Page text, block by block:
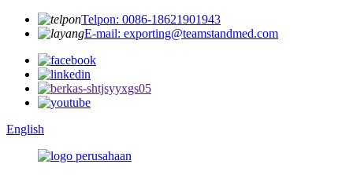
Telpon: 0086-18621901943
E-mail: exporting@teamstandmed.com
English